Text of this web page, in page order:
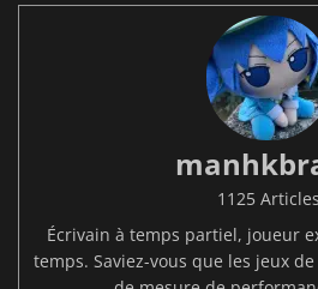
1125 Articles
Écrivain à temps partiel, joueur
temps. Saviez-vous que les jeux